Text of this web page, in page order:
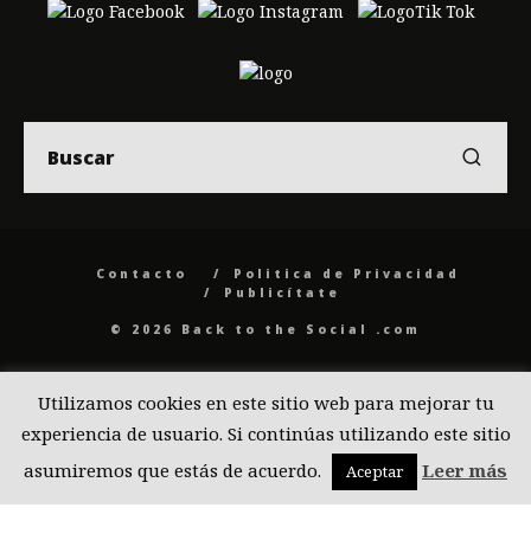
Contacto
Politica de Privacidad
Publicítate
© 2026 Back to the Social .com
Utilizamos cookies en este sitio web para mejorar tu
experiencia de usuario. Si continúas utilizando este sitio
asumiremos que estás de acuerdo.
Aceptar Leer más